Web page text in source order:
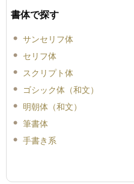
書体で探す
サンセリフ体
セリフ体
スクリプト体
ゴシック体（和文）
明朝体（和文）
筆書体
手書き系